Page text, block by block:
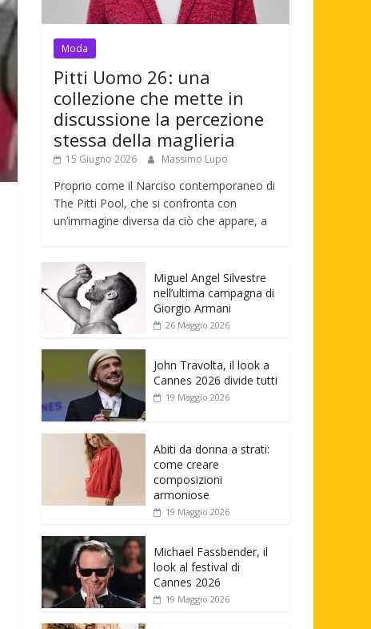
Moda
Pitti Uomo 26: una
collezione che mette in
discussione la percezione
stessa della maglieria
15 Giugno 2026 Massimo Lupo
Proprio come il Narciso contemporaneo di
The Pitti Pool, che si confronta con
un’immagine diversa da ciò che appare, a
Miguel Angel Silvestre
nell’ultima campagna di
Giorgio Armani
26 Maggio 2026
John Travolta, il look a
Cannes 2026 divide tutti
19 Maggio 2026
Abiti da donna a strati:
come creare
composizioni
armoniose
19 Maggio 2026
Michael Fassbender, il
look al festival di
Cannes 2026
19 Maggio 2026